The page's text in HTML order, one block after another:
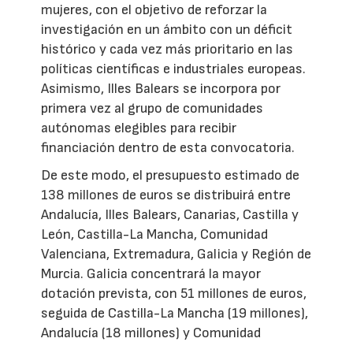
mujeres, con el objetivo de reforzar la
investigación en un ámbito con un déficit
histórico y cada vez más prioritario en las
políticas científicas e industriales europeas.
Asimismo, Illes Balears se incorpora por
primera vez al grupo de comunidades
autónomas elegibles para recibir
financiación dentro de esta convocatoria.
De este modo, el presupuesto estimado de
138 millones de euros se distribuirá entre
Andalucía, Illes Balears, Canarias, Castilla y
León, Castilla-La Mancha, Comunidad
Valenciana, Extremadura, Galicia y Región de
Murcia. Galicia concentrará la mayor
dotación prevista, con 51 millones de euros,
seguida de Castilla-La Mancha (19 millones),
Andalucía (18 millones) y Comunidad